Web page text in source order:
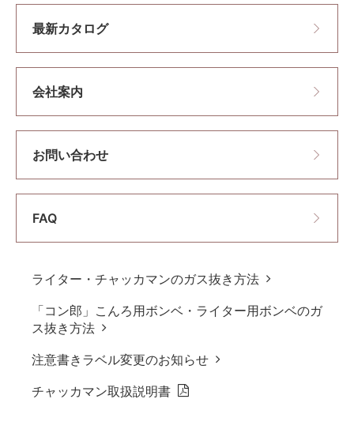
最新カタログ
会社案内
お問い合わせ
FAQ
ライター・チャッカマンのガス抜き方法
「コン郎」こんろ用ボンベ・ライター用ボンベのガ
ス抜き方法
注意書きラベル変更のお知らせ
チャッカマン取扱説明書